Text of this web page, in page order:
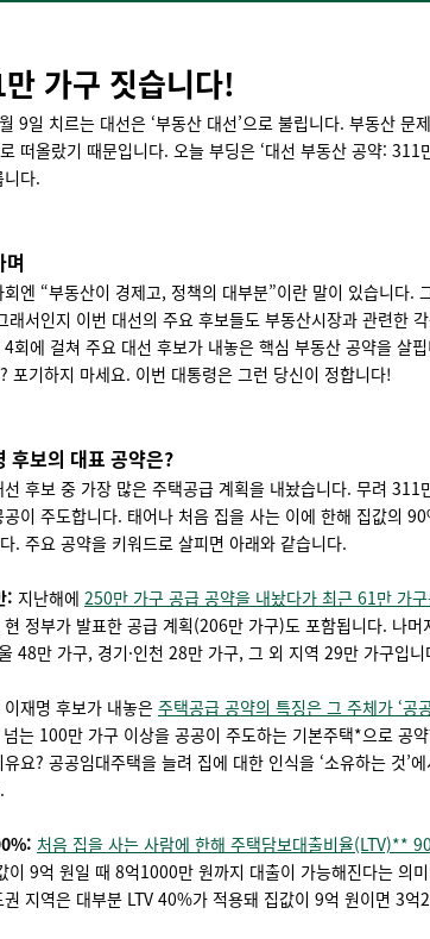
가구 짓습니다!
9일 치르는 대선은 ‘부동산 대선’으로 불립니다. 부동산 문
떠올랐기 때문입니다. 오늘 부딩은 ‘대선 부동산 공약:
다.
며
엔 “부동산이 경제고, 정책의 대부분”이란 말이 있습니다.
래서인지 이번 대선의 주요 후보들도 부동산시장과 관련한
4회에 걸쳐 주요 대선 후보가 내놓은 핵심 부동산 공약을 살
포기하지 마세요. 이번 대통령은 그런 당신이 정합니다!
후보의 대표 공약은?
선 후보 중 가장 많은 주택공급 계획을 내놨습니다. 무려 311
공이 주도합니다. 태어나 처음 집을 사는 이에 한해 집값의
. 주요 공약을 키워드로 살피면 아래와 같습니다.
: 지난해에 250만 가구 공급 공약을 내놨다가 최근 61만 가
현 정부가 발표한 공급 계획(206만 가구)도 포함됩니다. 나
48만 가구, 경기·인천 28만 가구, 그 외 지역 29만 가구입니
이재명 후보가 내놓은 주택공급 공약의 특징은 그 주체가 ‘공
는 100만 가구 이상을 공공이 주도하는 기본주택*으로 공
요? 공공임대주택을 늘려 집에 대한 인식을 ‘소유하는 것’
처음 집을 사는 사람에 한해 주택담보대출비율(LTV)**
이 9억 원일 때 8억1000만 원까지 대출이 가능해진다는 의
권 지역은 대부분 LTV 40%가 적용돼 집값이 9억 원이면 3억